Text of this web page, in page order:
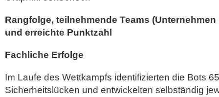
Rangfolge, teilnehmende Teams
und erreichte Punktzahl
Fachliche Erfolge
Im Laufe des Wettkampfs identifizierten die Bots
Sicherheitslücken und entwickelten selbständig